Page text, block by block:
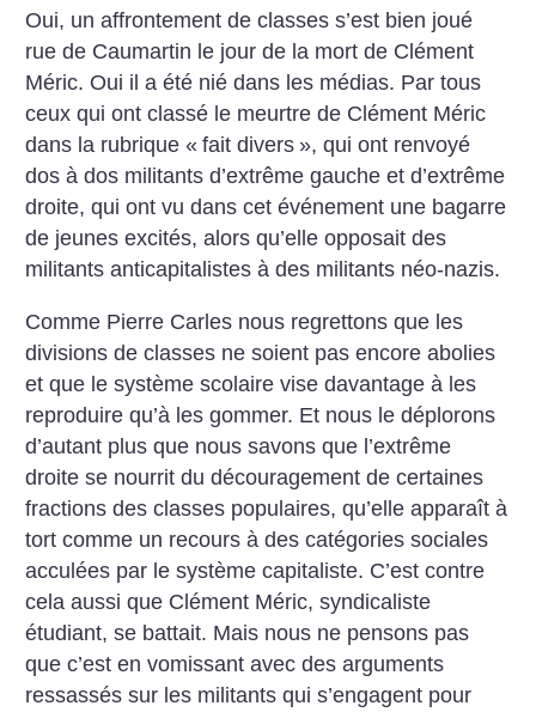
Oui, un affrontement de classes s’est bien joué
rue de Caumartin le jour de la mort de Clément
Méric. Oui il a été nié dans les médias. Par tous
ceux qui ont classé le meurtre de Clément Méric
dans la rubrique « fait divers », qui ont renvoyé
dos à dos militants d’extrême gauche et d’extrême
droite, qui ont vu dans cet événement une bagarre
de jeunes excités, alors qu’elle opposait des
militants anticapitalistes à des militants néo-nazis.
Comme Pierre Carles nous regrettons que les
divisions de classes ne soient pas encore abolies
et que le système scolaire vise davantage à les
reproduire qu’à les gommer. Et nous le déplorons
d’autant plus que nous savons que l’extrême
droite se nourrit du découragement de certaines
fractions des classes populaires, qu’elle apparaît à
tort comme un recours à des catégories sociales
acculées par le système capitaliste. C’est contre
cela aussi que Clément Méric, syndicaliste
étudiant, se battait. Mais nous ne pensons pas
que c’est en vomissant avec des arguments
ressassés sur les militants qui s’engagent pour